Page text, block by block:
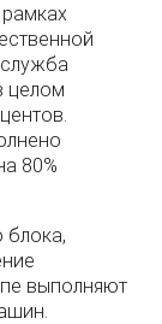
целом
80%
блока,
выполняют